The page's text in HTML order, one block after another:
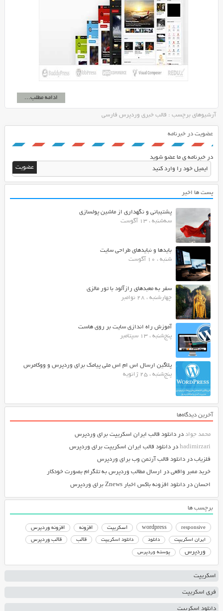
ادامه مطلب...
آرشیوهای برچسب : قالب خبری وردپرس فارسی
عضویت در خبرنامه
در خبرنامه ی ما عضو شوید
پست ها اخیر
پشتیبانی و نگهداری از ماشین پولسازی
سه‌شنبه ، 13 آگوست
بایدها و نبایدهای طراحی سایت
شنبه ، 10 آگوست
سفر به معبدهای رازآلود با تور مالزی
چهارشنبه ، 28 نوامبر
آموزش راه اندازی سایت بر روی هاست
پنج‌شنبه ، 13 سپتامبر
پلاگین ارسال اس ام اس ملی پیامک برای وردپرس و ووکامرس
پنج‌شنبه ، 25 ژانویه
آخرین دیدگاه‌ها
محمد جواددر دانلود قالب ایران اسکریپت برای وردپرس
hadimirzariدر دانلود قالب ایران اسکریپت برای وردپرس
فلزیابدر دانلود قالب آرتمن وب برای وردپرس
خرید ممبر واقعیدر ارسال مطالب وردپرس به تلگرام بصورت خودکار
احساندر دانلود افزونه باکس اخبار Znews برای وردپرس
برچسب ها
responsive
wordpress اسکریپت افزونه افزونه وردپرس
ایران اسکریپت دانلود دانلود اسکریپت قالب قالب وردپرس
وردپرس پوسته وردپرس
اسکریپت
فری اسکریپت
دانلود اسکریپت